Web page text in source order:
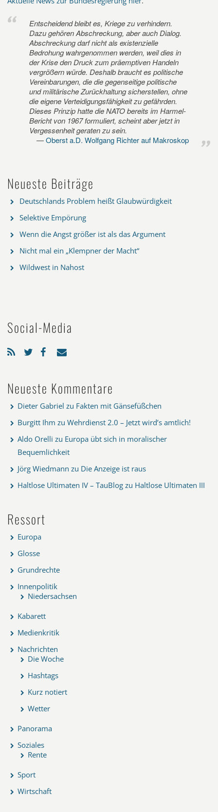
Entscheidend bleibt es, Kriege zu verhindern.
Dazu gehören Abschreckung, aber auch Dialog.
Abschreckung darf nicht als existenzielle
Bedrohung wahrgenommen werden, weil dies in
der Krise den Druck zum präemptiven Handeln
vergrößern würde. Deshalb braucht es politische
Vereinbarungen, die die gegenseitige politische
und militärische Zurückhaltung sicherstellen, ohne
die eigene Verteidigungsfähigkeit zu gefährden.
Dieses Prinzip hatte die NATO bereits im Harmel-
Bericht von 1967 formuliert, scheint aber jetzt in
Vergessenheit geraten zu sein.
Oberst a.D. Wolfgang Richter auf Makroskop
Neueste Beiträge
Deutschlands Problem heißt Glaubwürdigkeit
Selektive Empörung
Wenn die Angst größer ist als das Argument
Nicht mal ein „Klempner der Macht“
Wildwest in Nahost
Social-Media
Neueste Kommentare
Dieter Gabriel zu Fakten mit Gänsefüßchen
Burgitt Ihm zu Wehrdienst 2.0 – Jetzt wird’s amtlich!
Aldo Orelli zu Europa übt sich in moralischer
Bequemlichkeit
Jörg Wiedmann zu Die Anzeige ist raus
Haltlose Ultimaten IV – TauBlog zu Haltlose Ultimaten III
Ressort
Europa
Glosse
Grundrechte
Innenpolitik
Niedersachsen
Kabarett
Medienkritik
Nachrichten
Die Woche
Hashtags
Kurz notiert
Wetter
Panorama
Soziales
Rente
Sport
Wirtschaft